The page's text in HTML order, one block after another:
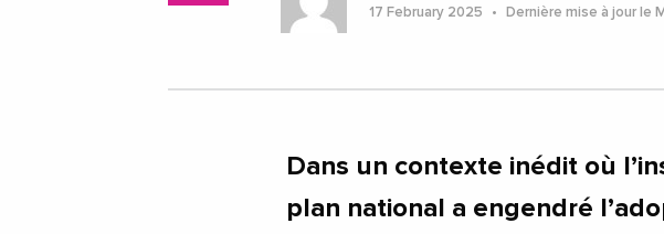
17 February 2025 Dernière mise à jour le
Dans un contexte inédit où
plan national a engendré